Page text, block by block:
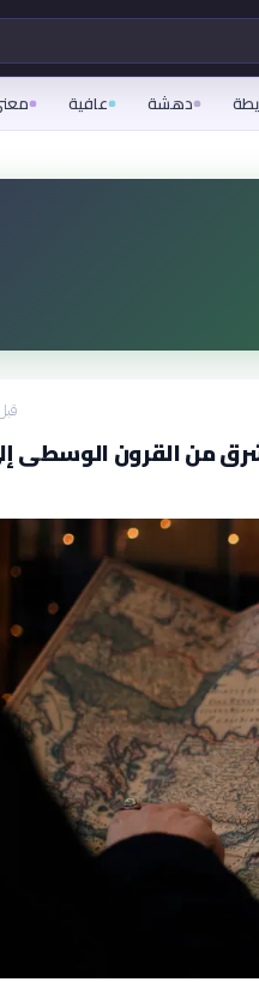
دهشة عافية
قبل 18
من القرون الوسطى